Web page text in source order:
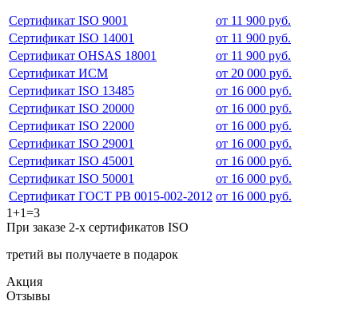
Сертификат ISO 9001
от 11 900 руб.
Сертификат ISO 14001
от 11 900 руб.
Сертификат OHSAS 18001
от 11 900 руб.
Сертификат ИСМ
от 20 000 руб.
Сертификат ISO 13485
от 16 000 руб.
Сертификат ISO 20000
от 16 000 руб.
Сертификат ISO 22000
от 16 000 руб.
Сертификат ISO 29001
от 16 000 руб.
Сертификат ISO 45001
от 16 000 руб.
Сертификат ISO 50001
от 16 000 руб.
Сертификат ГОСТ РВ 0015-002-2012 от 16 000 руб.
1+1=3
При заказе 2-х сертификатов ISO
третий вы получаете в подарок
Акция
Отзывы